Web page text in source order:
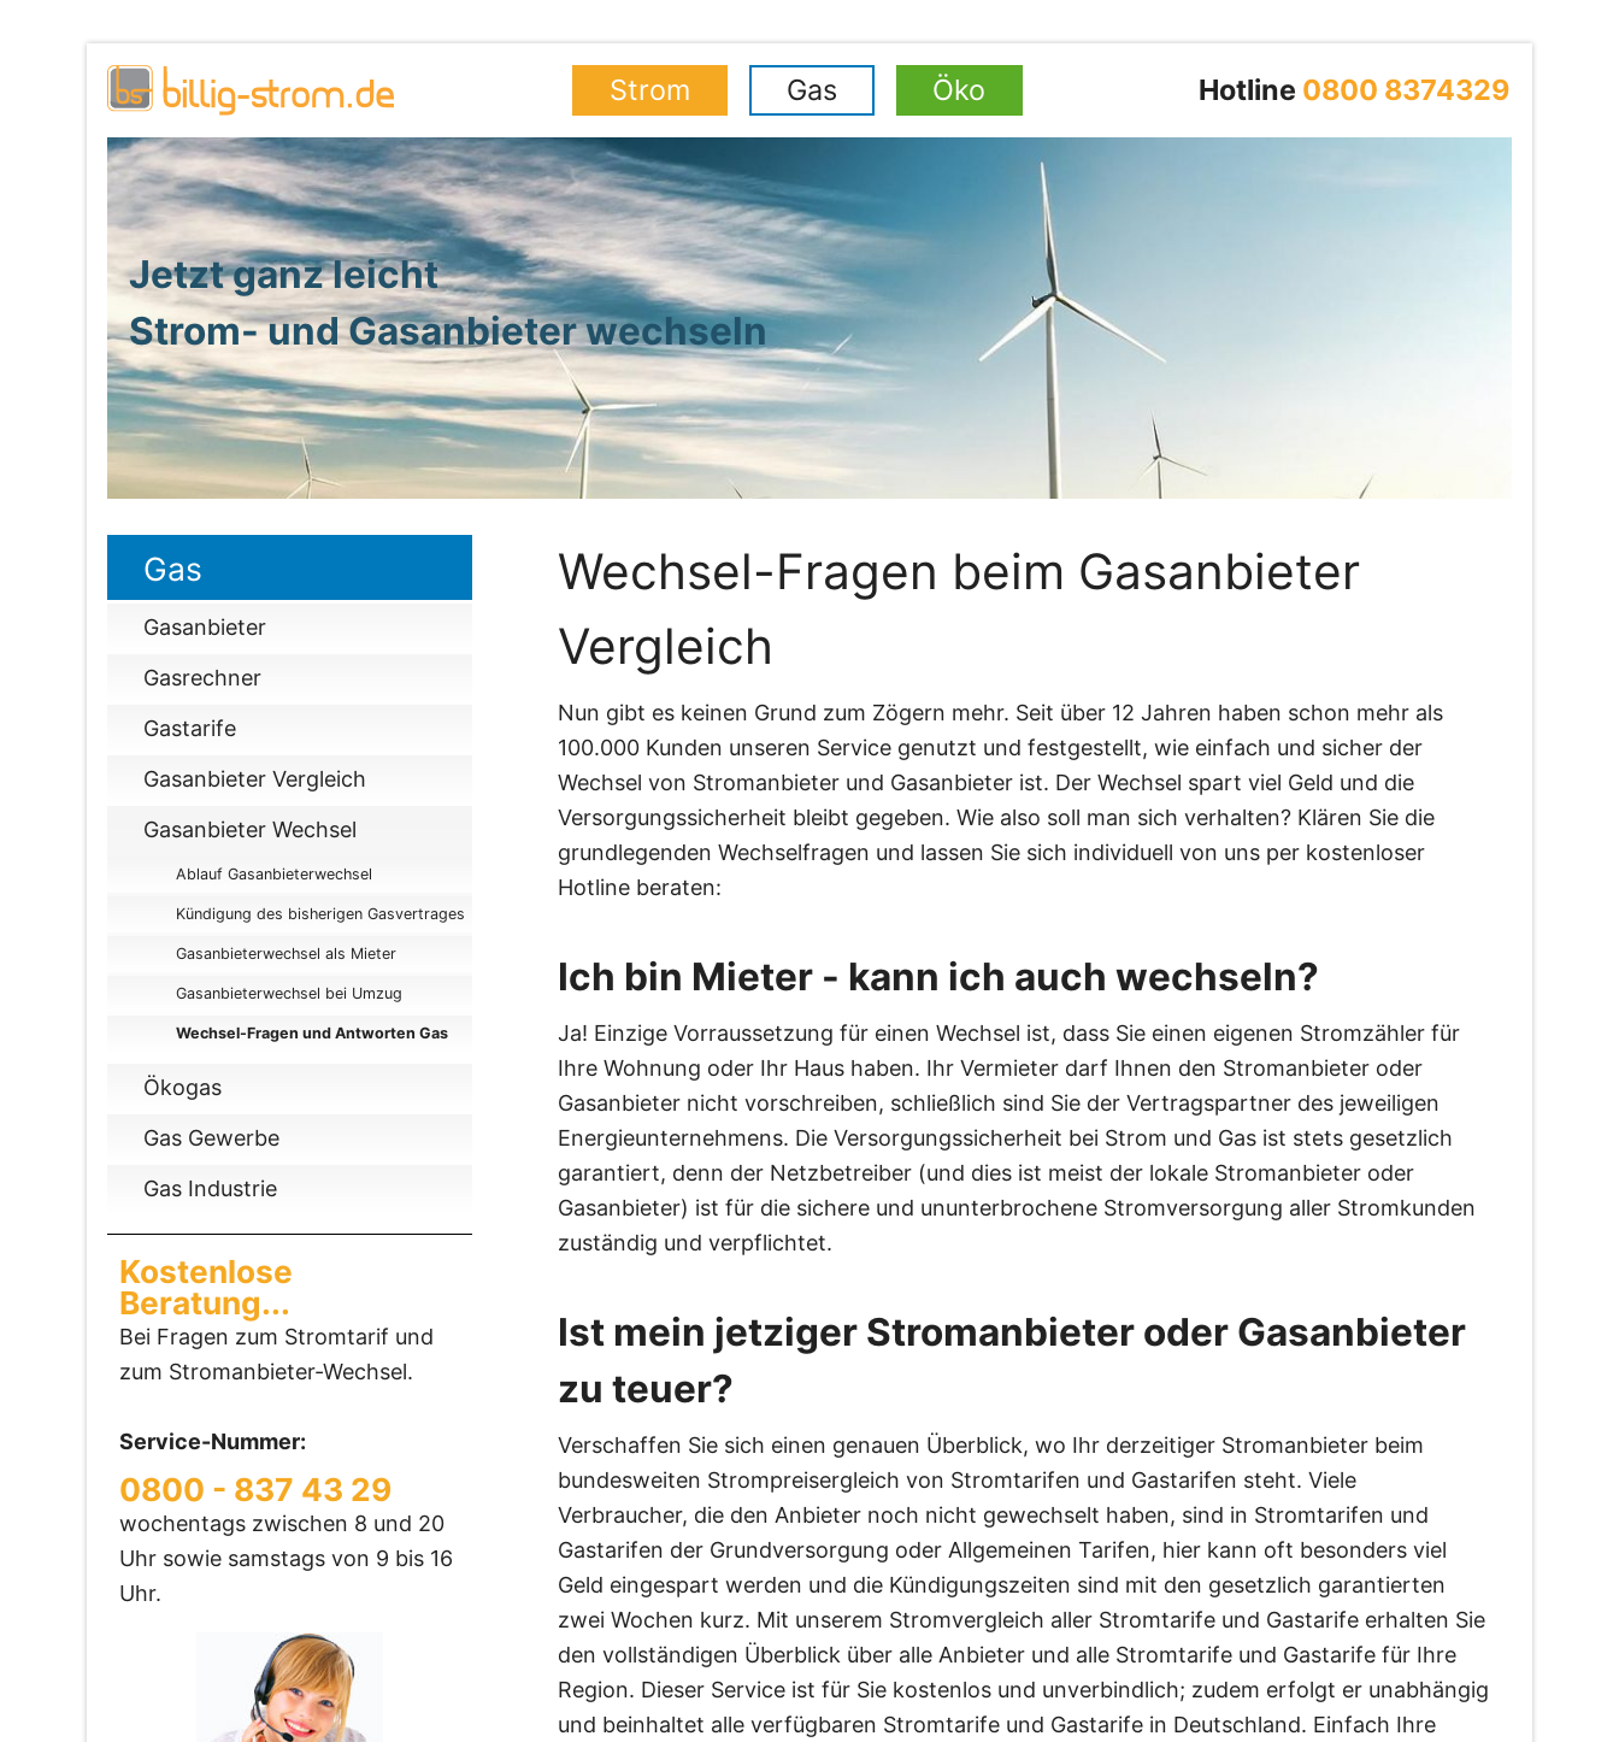
Strom Gas Öko Hotline 0800 8374329
Jetzt ganz leicht
Strom- und Gasanbieter wechseln
Wechsel-Fragen beim Gasanbieter
Vergleich
Nun gibt es keinen Grund zum Zögern mehr. Seit über 12 Jahren haben schon mehr als
100.000 Kunden unseren Service genutzt und festgestellt, wie einfach und sicher der
Wechsel von Stromanbieter und Gasanbieter ist. Der Wechsel spart viel Geld und die
Versorgungssicherheit bleibt gegeben. Wie also soll man sich verhalten? Klären Sie die
grundlegenden Wechselfragen und lassen Sie sich individuell von uns per kostenloser
Hotline beraten:
Ich bin Mieter - kann ich auch wechseln?
Ja! Einzige Vorraussetzung für einen Wechsel ist, dass Sie einen eigenen Stromzähler für
Ihre Wohnung oder Ihr Haus haben. Ihr Vermieter darf Ihnen den Stromanbieter oder
Gasanbieter nicht vorschreiben, schließlich sind Sie der Vertragspartner des jeweiligen
Energieunternehmens. Die Versorgungssicherheit bei Strom und Gas ist stets gesetzlich
garantiert, denn der Netzbetreiber (und dies ist meist der lokale Stromanbieter oder
Gasanbieter) ist für die sichere und ununterbrochene Stromversorgung aller Stromkunden
zuständig und verpflichtet.
Ist mein jetziger Stromanbieter oder Gasanbieter
zu teuer?
Verschaffen Sie sich einen genauen Überblick, wo Ihr derzeitiger Stromanbieter beim
bundesweiten Strompreisergleich von Stromtarifen und Gastarifen steht. Viele
Verbraucher, die den Anbieter noch nicht gewechselt haben, sind in Stromtarifen und
Gastarifen der Grundversorgung oder Allgemeinen Tarifen, hier kann oft besonders viel
Geld eingespart werden und die Kündigungszeiten sind mit den gesetzlich garantierten
zwei Wochen kurz. Mit unserem Stromvergleich aller Stromtarife und Gastarife erhalten Sie
den vollständigen Überblick über alle Anbieter und alle Stromtarife und Gastarife für Ihre
Region. Dieser Service ist für Sie kostenlos und unverbindlich; zudem erfolgt er unabhängig
und beinhaltet alle verfügbaren Stromtarife und Gastarife in Deutschland. Einfach Ihre
Gas
Gasanbieter
Gasrechner
Gastarife
Gasanbieter Vergleich
Gasanbieter Wechsel
Ablauf Gasanbieterwechsel
Kündigung des bisherigen Gasvertrages
Gasanbieterwechsel als Mieter
Gasanbieterwechsel bei Umzug
Wechsel-Fragen und Antworten Gas
Ökogas
Gas Gewerbe
Gas Industrie
Kostenlose
Beratung...
Bei Fragen zum Stromtarif und
zum Stromanbieter-Wechsel.
Service-Nummer:
0800 - 837 43 29
wochentags zwischen 8 und 20
Uhr sowie samstags von 9 bis 16
Uhr.